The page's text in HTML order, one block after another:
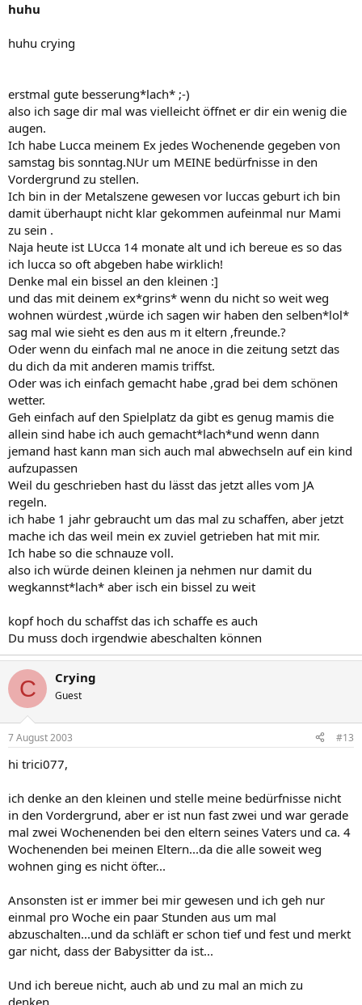
huhu
huhu crying
erstmal gute besserung*lach* ;-)
also ich sage dir mal was vielleicht öffnet er dir ein wenig die
augen.
Ich habe Lucca meinem Ex jedes Wochenende gegeben von
samstag bis sonntag.NUr um MEINE bedürfnisse in den
Vordergrund zu stellen.
Ich bin in der Metalszene gewesen vor luccas geburt ich bin
damit überhaupt nicht klar gekommen aufeinmal nur Mami
zu sein .
Naja heute ist LUcca 14 monate alt und ich bereue es so das
ich lucca so oft abgeben habe wirklich!
Denke mal ein bissel an den kleinen :]
und das mit deinem ex*grins* wenn du nicht so weit weg
wohnen würdest ,würde ich sagen wir haben den selben*lol*
sag mal wie sieht es den aus m it eltern ,freunde.?
Oder wenn du einfach mal ne anoce in die zeitung setzt das
du dich da mit anderen mamis triffst.
Oder was ich einfach gemacht habe ,grad bei dem schönen
wetter.
Geh einfach auf den Spielplatz da gibt es genug mamis die
allein sind habe ich auch gemacht*lach*und wenn dann
jemand hast kann man sich auch mal abwechseln auf ein kind
aufzupassen
Weil du geschrieben hast du lässt das jetzt alles vom JA
regeln.
ich habe 1 jahr gebraucht um das mal zu schaffen, aber jetzt
mache ich das weil mein ex zuviel getrieben hat mit mir.
Ich habe so die schnauze voll.
also ich würde deinen kleinen ja nehmen nur damit du
wegkannst*lach* aber isch ein bissel zu weit
kopf hoch du schaffst das ich schaffe es auch
Du muss doch irgendwie abeschalten können
C Crying
Guest
7 August 2003 #13
hi trici077,
ich denke an den kleinen und stelle meine bedürfnisse nicht
in den Vordergrund, aber er ist nun fast zwei und war gerade
mal zwei Wochenenden bei den eltern seines Vaters und ca. 4
Wochenenden bei meinen Eltern...da die alle soweit weg
wohnen ging es nicht öfter...
Ansonsten ist er immer bei mir gewesen und ich geh nur
einmal pro Woche ein paar Stunden aus um mal
abzuschalten...und da schläft er schon tief und fest und merkt
gar nicht, dass der Babysitter da ist...
Und ich bereue nicht, auch ab und zu mal an mich zu
denken...